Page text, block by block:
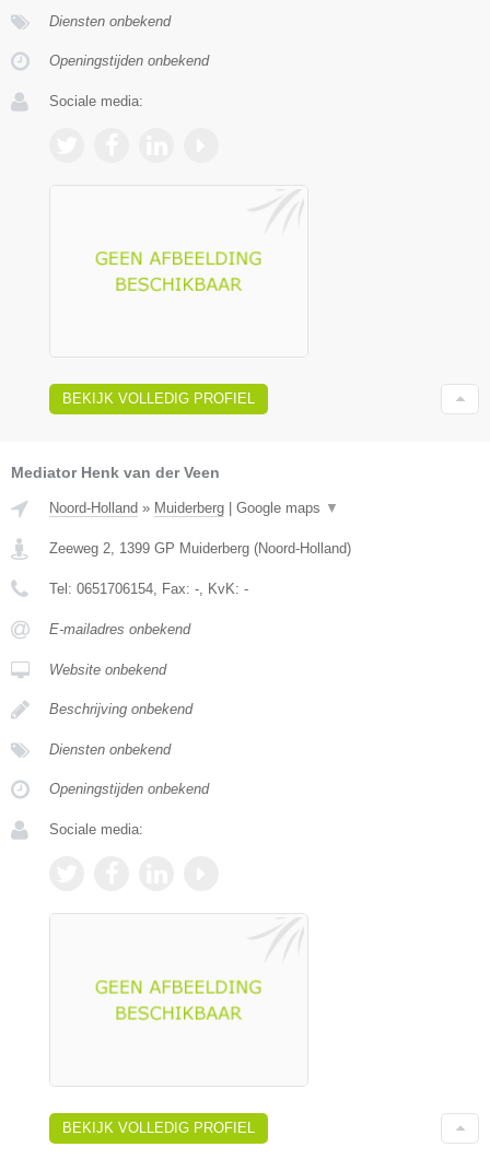
Diensten onbekend
Openingstijden onbekend
Sociale media:
BEKIJK VOLLEDIG PROFIEL
Mediator Henk van der Veen
Noord-Holland » Muiderberg Google maps ▼
Zeeweg 2, 1399 GP Muiderberg (Noord-Holland)
Tel: 0651706154, Fax: -, KvK: -
E-mailadres onbekend
Website onbekend
Beschrijving onbekend
Diensten onbekend
Openingstijden onbekend
Sociale media:
BEKIJK VOLLEDIG PROFIEL